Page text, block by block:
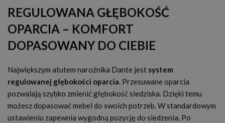
REGULOWANA GŁĘBOKOŚĆ
OPARCIA – KOMFORT
DOPASOWANY DO CIEBIE
Największym atutem narożnika Dante jest system
regulowanej głębokości oparcia. Przesuwane oparcia
pozwalają szybko zmienić głębokość siedziska. Dzięki temu
możesz dopasować mebel do swoich potrzeb. W standardowym
ustawieniu zapewnia wygodną pozycję do siedzenia. Po